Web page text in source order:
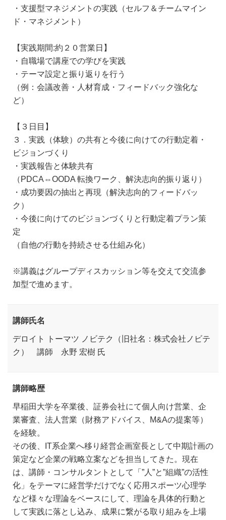
・支援型マネジメントの実践（セルフ＆チームマイン
ド・マネジメント）
【実践期間:約２０営業日】
・自職場で講座での学びを実践
・テーマ設定と振り返りを行う
（例：会議改善・人材育成・フィードバック強化な
ど）
【３日目】
３．実践（体験）の共有と今後に向けての行動定着・
ビジョンづくり
・実践報告と体験共有
（PDCA⇔OODA 転換ワーク、解決志向的振り返り）
・成功要因の抽出と再現（解決志向的フィードバッ
ク）
・今後に向けてのビジョンづくりと行動定着プラン策
定
（自他の行動を持続させる仕組み化）
※講義はグループディスカッション等を交えて交流参
加型で進めます。
講師氏名
デロイト トーマツ ノビテク（旧社名：株式会社ノビテ
ク） 講師 永野 宏樹 氏
講師略歴
早稲田大学を卒業後、証券会社にて個人向け営業、企
業審査、法人営業（財務アドバイス、M&Aの提案等）
を経験。
その後、IT系企業へ移り経営企画室長として中期計画の
策定など企業の戦略立案などを担当してきた。現在
は、講師・コンサルタントとして「”人”と”組織”の活性
化」をテーマに経営学だけでなく応用スポーツ心理学
など様々な理論をベースにして、理論を具体的行動と
して実践に落とし込み、成果に繋がる取り組みを上場